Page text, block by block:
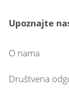
Upoznajte
O nama
Društvena